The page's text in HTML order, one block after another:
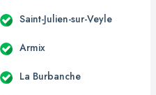
Saint-Julien-sur-Veyle
Armix
La Burbanche